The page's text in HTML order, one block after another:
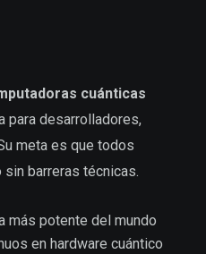
cuánticas
para desarrolladores,
meta es que todos
barreras técnicas.
más potente del mundo
en hardware cuántico